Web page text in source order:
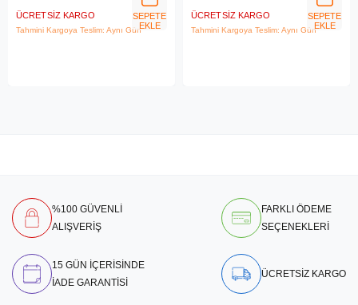
ÜCRETSIZ KARGO
Tahmini Kargoya Teslim: Aynı Gün
SEPETE
EKLE
ÜCRETSIZ KARGO
Tahmini Kargoya Teslim: Aynı Gün
SEPETE
EKLE
%100 GÜVENLİ
ALIŞVERİŞ
FARKLI ÖDEME
SEÇENEKLERİ
15 GÜN İÇERİSİNDE
İADE GARANTİSİ
ÜCRETSİZ KARGO